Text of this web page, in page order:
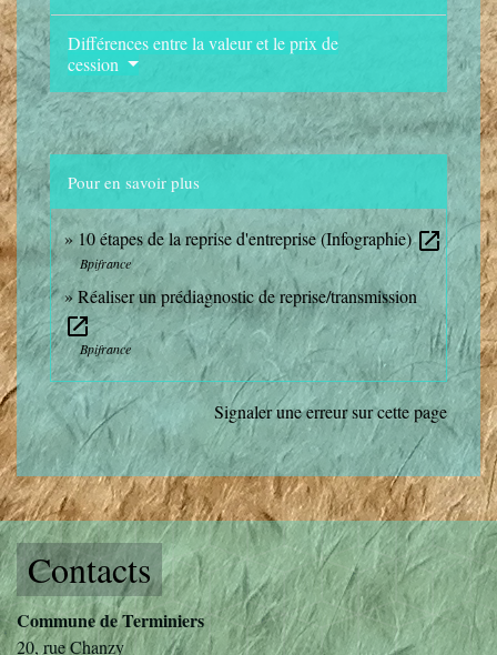
Différences entre la valeur et le prix de
cession
Pour en savoir plus
10 étapes de la reprise d'entreprise (Infographie)open_in_new
Bpifrance
Réaliser un prédiagnostic de reprise/transmission
open_in_new
Bpifrance
Signaler une erreur sur cette page
Contacts
Commune de Terminiers
20, rue Chanzy